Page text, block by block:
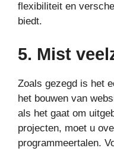
flexibiliteit en
biedt.
5. Mist
Zoals gezegd is het
het bouwen van
als het gaat om
projecten, moet u
programmeertalen.